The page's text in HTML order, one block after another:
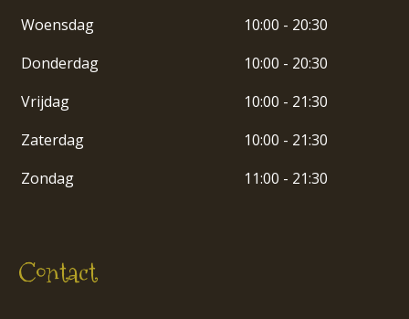
Woensdag
10:00 - 20:30
Donderdag
10:00 - 20:30
Vrijdag
10:00 - 21:30
Zaterdag
10:00 - 21:30
Zondag
11:00 - 21:30
Contact